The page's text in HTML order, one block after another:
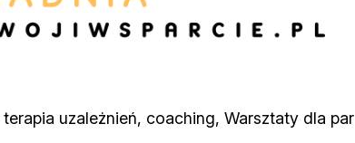
uzależnień, coaching, Warsztaty dla par